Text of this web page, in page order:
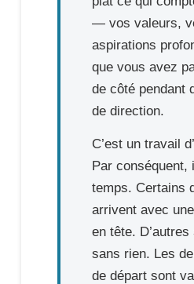
— vos valeurs,
aspirations
que vous avez
de côté pendant
de direction.
C’est un travail
Par conséquent,
temps. Certains
arrivent avec
en tête.
sans rien. Les
de départ sont